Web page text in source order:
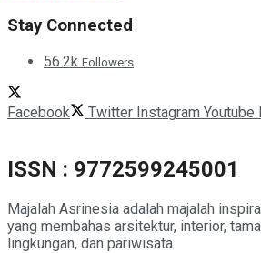
Stay Connected
56.2k Followers
Facebook Twitter Instagram Youtube
ISSN : 9772599245001
Majalah Asrinesia adalah majalah
yang membahas arsitektur, interior,
lingkungan, dan pariwisata